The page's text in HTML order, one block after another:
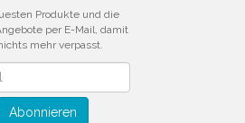
Produkte und die
per E-Mail, damit
mehr verpasst.
Abonnieren